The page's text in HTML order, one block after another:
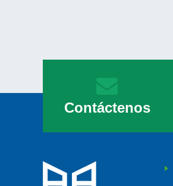
Contáctenos